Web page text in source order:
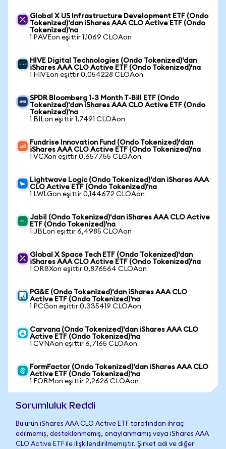
Global X US Infrastructure Development ETF (Ondo
Tokenized)'dan iShares AAA CLO Active ETF (Ondo
Tokenized)'na
1 PAVEon eşittir 1,1069 CLOAon
HIVE Digital Technologies (Ondo Tokenized)'dan
iShares AAA CLO Active ETF (Ondo Tokenized)'na
1 HIVEon eşittir 0,054228 CLOAon
SPDR Bloomberg 1-3 Month T-Bill ETF (Ondo
Tokenized)'dan iShares AAA CLO Active ETF (Ondo
Tokenized)'na
1 BILon eşittir 1,7491 CLOAon
Fundrise Innovation Fund (Ondo Tokenized)'dan
iShares AAA CLO Active ETF (Ondo Tokenized)'na
1 VCXon eşittir 0,657755 CLOAon
Lightwave Logic (Ondo Tokenized)'dan iShares AAA
CLO Active ETF (Ondo Tokenized)'na
1 LWLGon eşittir 0,144672 CLOAon
Jabil (Ondo Tokenized)'dan iShares AAA CLO Active
ETF (Ondo Tokenized)'na
1 JBLon eşittir 6,4985 CLOAon
Global X Space Tech ETF (Ondo Tokenized)'dan
iShares AAA CLO Active ETF (Ondo Tokenized)'na
1 ORBXon eşittir 0,876564 CLOAon
PG&E (Ondo Tokenized)'dan iShares AAA CLO
Active ETF (Ondo Tokenized)'na
1 PCGon eşittir 0,335419 CLOAon
Carvana (Ondo Tokenized)'dan iShares AAA CLO
Active ETF (Ondo Tokenized)'na
1 CVNAon eşittir 6,7165 CLOAon
FormFactor (Ondo Tokenized)'dan iShares AAA CLO
Active ETF (Ondo Tokenized)'na
1 FORMon eşittir 2,2626 CLOAon
Sorumluluk Reddi
Bu ürün iShares AAA CLO Active ETF tarafından ihraç
edilmemiş, desteklenmemiş, onaylanmamış veya iShares AAA
CLO Active ETF ile ilişkilendirilmemiştir. Şirket adı ve diğer